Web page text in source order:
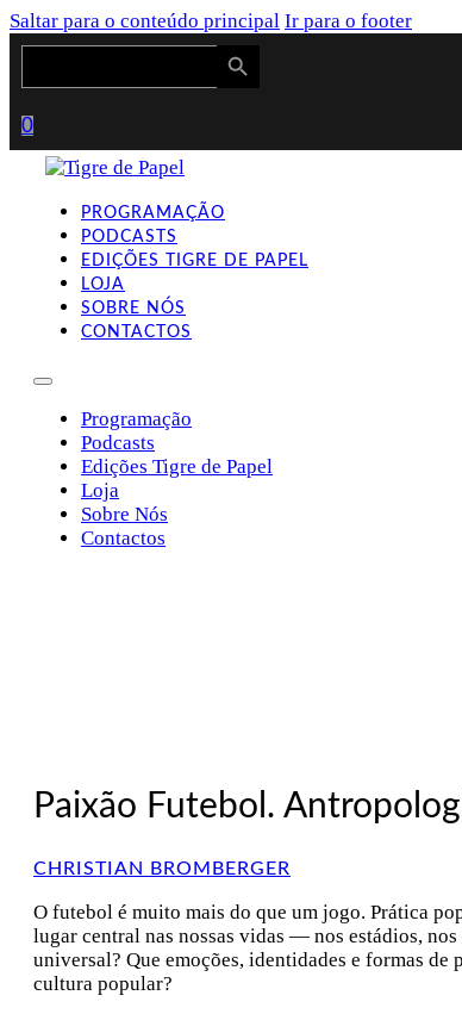
Saltar para o conteúdo principal Ir para o footer
Search
Search Button
0
PROGRAMAÇÃO
PODCASTS
EDIÇÕES TIGRE DE PAPEL
LOJA
SOBRE NÓS
CONTACTOS
Programação
Podcasts
Edições Tigre de Papel
Loja
Sobre Nós
Contactos
Paixão Futebol.
CHRISTIAN BROMBERGER
O futebol é muito mais do que um jogo. Prática
lugar central nas nossas vidas — nos estádios,
universal? Que emoções, identidades e formas de
cultura popular?